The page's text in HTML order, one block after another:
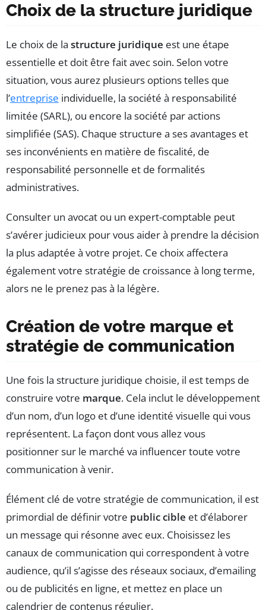
Choix de la structure juridique
Le choix de la structure juridique est une étape
essentielle et doit être fait avec soin. Selon votre
situation, vous aurez plusieurs options telles que
l’entreprise individuelle, la société à responsabilité
limitée (SARL), ou encore la société par actions
simplifiée (SAS). Chaque structure a ses avantages et
ses inconvénients en matière de fiscalité, de
responsabilité personnelle et de formalités
administratives.
Consulter un avocat ou un expert-comptable peut
s’avérer judicieux pour vous aider à prendre la décision
la plus adaptée à votre projet. Ce choix affectera
également votre stratégie de croissance à long terme,
alors ne le prenez pas à la légère.
Création de votre marque et
stratégie de communication
Une fois la structure juridique choisie, il est temps de
construire votre marque. Cela inclut le développement
d’un nom, d’un logo et d’une identité visuelle qui vous
représentent. La façon dont vous allez vous
positionner sur le marché va influencer toute votre
communication à venir.
Élément clé de votre stratégie de communication, il est
primordial de définir votre public cible et d’élaborer
un message qui résonne avec eux. Choisissez les
canaux de communication qui correspondent à votre
audience, qu’il s’agisse des réseaux sociaux, d’emailing
ou de publicités en ligne, et mettez en place un
calendrier de contenus régulier.